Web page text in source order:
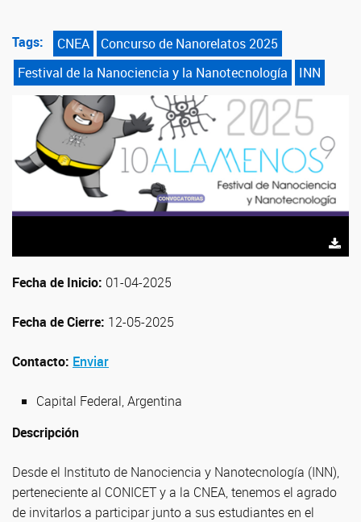
Tags: CNEA
Concurso de Nanorelatos 2025
Festival de la Nanociencia y la Nanotecnología
INN
Fecha de Inicio: 01-04-2025
Fecha de Cierre: 12-05-2025
Contacto: Enviar
Capital Federal, Argentina
Descripción
Desde el Instituto de Nanociencia y Nanotecnología (INN),
perteneciente al CONICET y a la CNEA, tenemos el agrado
de invitarlos a participar junto a sus estudiantes en el